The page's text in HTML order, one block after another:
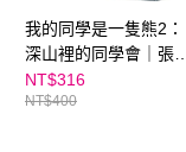
我的同學是一隻熊2：
深山裡的同學會｜張友
漁經典作品
NT$316
NT$400